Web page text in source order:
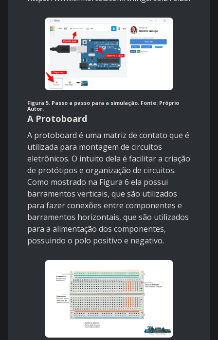
Figura 5. Passo a passo para a simulação. Fonte: Próprio
Autor.
A Protoboard
A protoboard é uma matriz de contato que é
utilizada para montagem de circuitos
eletrônicos. O intuito dela é facilitar a criação
de protótipos e organização de circuitos.
Como mostrado na Figura 6 ela possui
barramentos verticais, que são utilizados
para fazer conexões entre componentes e
barramentos horizontais, que são utilizados
para a alimentação dos componentes,
possuindo o polo positivo e negativo.